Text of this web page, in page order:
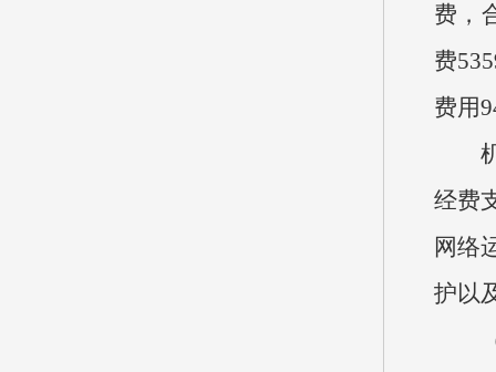
费，
费
费用
机
经费
网络
护以
（